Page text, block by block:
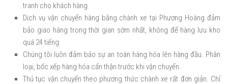
tranh cho khách hàng.
Dịch vụ vận chuyển hàng bằng chành xe tại Phượng Hoàng đảm
bảo giao hàng trong thời gian sớm nhất, không để hàng lưu kho
quá 24 tiếng.
Chúng tôi luôn đảm bảo sự an toàn hàng hóa lên hàng đầu. Phân
loại, bốc xếp hàng hóa cẩn thận trước khi vận chuyển.
Thủ tục vận chuyển theo phương thức chành xe rất đơn giản. Chỉ